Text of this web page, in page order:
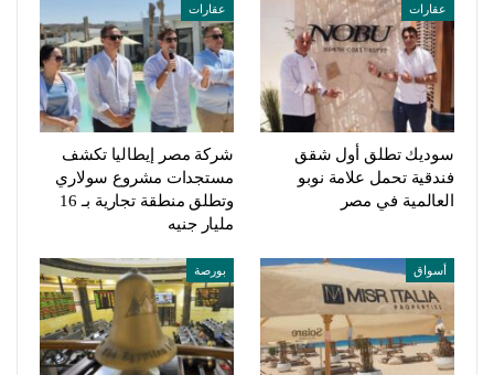
عقارات
سوديك تطلق أول شقق
فندقية تحمل علامة نوبو
العالمية في مصر
عقارات
شركة مصر إيطاليا تكشف
مستجدات مشروع سولاري
وتطلق منطقة تجارية بـ 16
مليار جنيه
أسواق بورصة